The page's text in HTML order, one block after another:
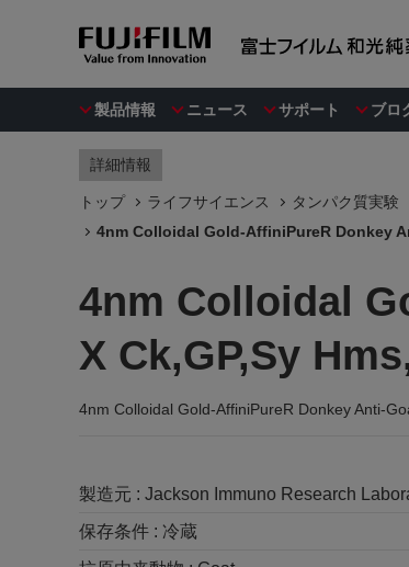
製品情報 ニュース サポート ブロ
詳細情報
トップ ライフサイエンス タンパク質実験
4nm Colloidal Gold-AffiniPureR Donkey
4nm Colloidal
X Ck,GP,Sy
4nm Colloidal Gold-AffiniPureR Donkey Anti-
製造元 : Jackson Immuno Research
保存条件 : 冷蔵